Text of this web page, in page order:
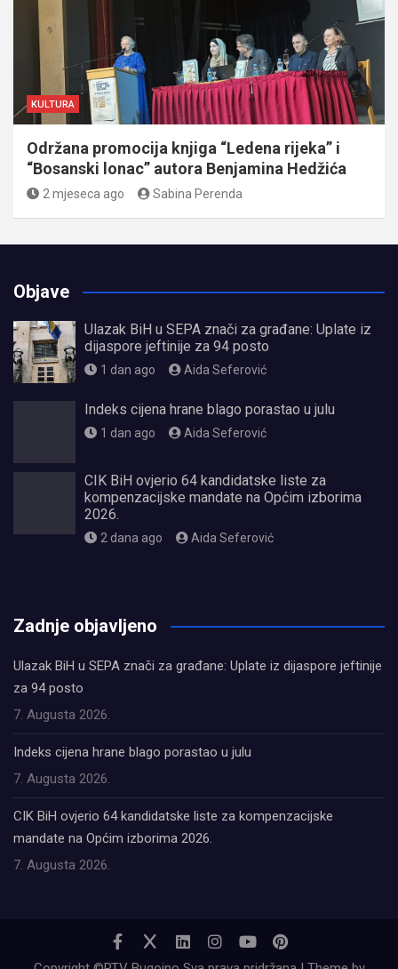
KULTURA
Održana promocija knjiga “Ledena rijeka” i
“Bosanski lonac” autora Benjamina Hedžića
2 mjeseca ago Sabina Perenda
Objave
Ulazak BiH u SEPA znači za građane: Uplate iz
dijaspore jeftinije za 94 posto
1 dan ago Aida Seferović
Indeks cijena hrane blago porastao u julu
1 dan ago Aida Seferović
CIK BiH ovjerio 64 kandidatske liste za
kompenzacijske mandate na Općim izborima
2026.
2 dana ago Aida Seferović
Zadnje objavljeno
Ulazak BiH u SEPA znači za građane: Uplate iz dijaspore jeftinije
za 94 posto
7. Augusta 2026.
Indeks cijena hrane blago porastao u julu
7. Augusta 2026.
CIK BiH ovjerio 64 kandidatske liste za kompenzacijske
mandate na Općim izborima 2026.
7. Augusta 2026.